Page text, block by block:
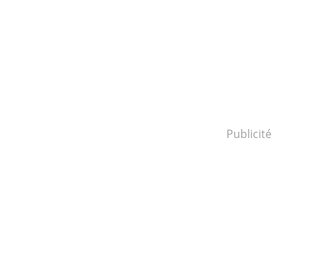
Publicité